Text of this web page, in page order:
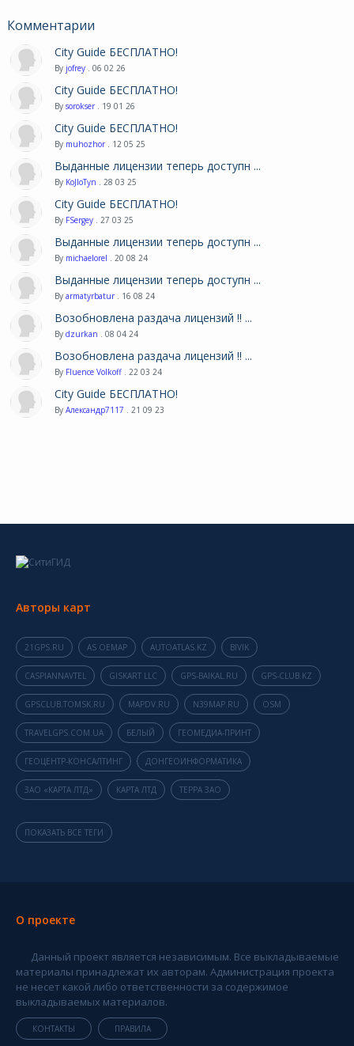
Комментарии
City Guide БЕСПЛАТНО!
By jofrey . 06 02 26
City Guide БЕСПЛАТНО!
By sorokser . 19 01 26
City Guide БЕСПЛАТНО!
By muhozhor . 12 05 25
Выданные лицензии теперь доступн ...
By KoJIoTyn . 28 03 25
City Guide БЕСПЛАТНО!
By FSergey . 27 03 25
Выданные лицензии теперь доступн ...
By michaelorel . 20 08 24
Выданные лицензии теперь доступн ...
By armatyrbatur . 16 08 24
Возобновлена раздача лицензий !! ...
By dzurkan . 08 04 24
Возобновлена раздача лицензий !! ...
By Fluence Volkoff . 22 03 24
City Guide БЕСПЛАТНО!
By Александр7117 . 21 09 23
Авторы карт
21GPS.RU AS OEMAP AUTOATLAS.KZ BIVIK
CASPIANNAVTEL GISKART LLC GPS-BAIKAL.RU GPS-CLUB.KZ
GPSCLUB.TOMSK.RU MAPDV.RU N39MAP.RU OSM
TRAVELGPS.COM.UA БЕЛЫЙ ГЕОМЕДИА-ПРИНТ
ГЕОЦЕНТР-КОНСАЛТИНГ ДОНГЕОИНФОРМАТИКА
ЗАО «КАРТА ЛТД» КАРТА ЛТД ТЕРРА ЗАО
ПОКАЗАТЬ ВСЕ ТЕГИ
О проекте
Данный проект является независимым. Все выкладываемые
материалы принадлежат их авторам. Администрация проекта
не несет какой либо ответственности за содержимое
выкладываемых материалов.
КОНТАКТЫ ПРАВИЛА